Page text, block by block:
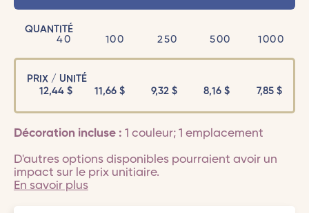
QUANTITÉ
40
100 250 500 1000
PRIX / UNITÉ
12,44 $ 11,66 $ 9,32$ 8,16$ 7,85$
Décoration incluse : 1 couleur; 1 emplacement
D'autres options disponibles pourraient avoir un
impact sur le prix unitiaire.
En savoir plus